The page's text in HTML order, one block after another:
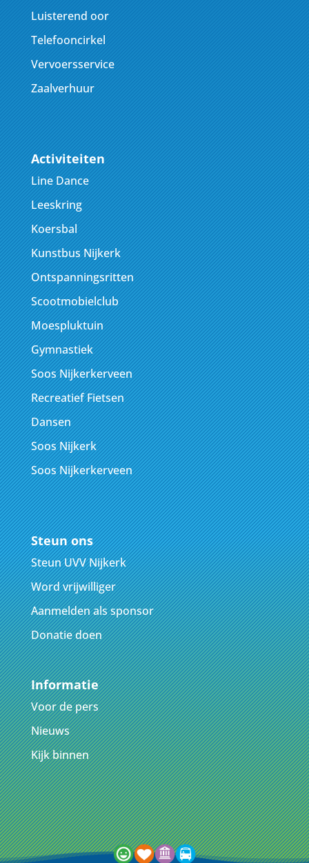
Luisterend oor
Telefooncirkel
Vervoersservice
Zaalverhuur
Activiteiten
Line Dance
Leeskring
Koersbal
Kunstbus Nijkerk
Ontspanningsritten
Scootmobielclub
Moespluktuin
Gymnastiek
Soos Nijkerkerveen
Recreatief Fietsen
Dansen
Soos Nijkerk
Soos Nijkerkerveen
Steun ons
Steun UVV Nijkerk
Word vrijwilliger
Aanmelden als sponsor
Donatie doen
Informatie
Voor de pers
Nieuws
Kijk binnen